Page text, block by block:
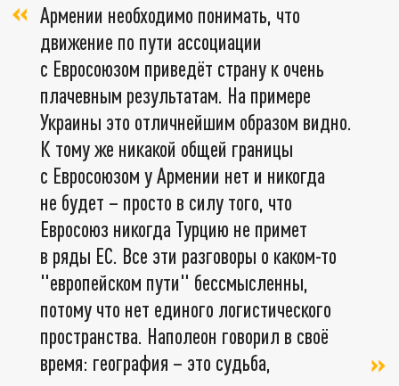
Армении необходимо понимать, что
движение по пути ассоциации
с Евросоюзом приведёт страну к очень
плачевным результатам. На примере
Украины это отличнейшим образом видно.
К тому же никакой общей границы
с Евросоюзом у Армении нет и никогда
не будет – просто в силу того, что
Евросоюз никогда Турцию не примет
в ряды ЕС. Все эти разговоры о каком-то
"европейском пути" бессмысленны,
потому что нет единого логистического
пространства. Наполеон говорил в своё
время: география – это судьба,